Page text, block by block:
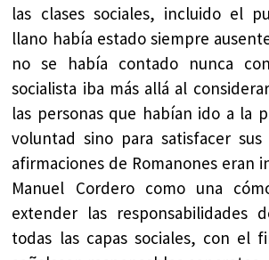
las clases sociales, incluido el
llano había estado siempre
no se había contado nunca
socialista iba más allá al
las personas que habían ido a la
voluntad sino para satisfacer sus
afirmaciones de Romanones eran
Manuel Cordero como una
extender las responsabilidades
todas las capas sociales, con el